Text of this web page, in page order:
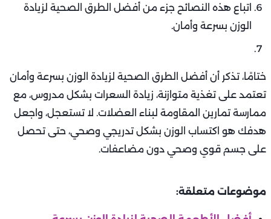
اتباع هذه النصائح جزء من أفضل الطرق الصحية لزيادة
الوزن بسرعة وأمان.
ختامًا، تذكر أن أفضل الطرق الصحية لزيادة الوزن بسرعة وأمان
تعتمد على تغذية متوازنة، زيادة السعرات بشكل مدروس، مع
ممارسة تمارين المقاومة لبناء العضلات. لا تستعجل، واجعل
هدفك هو اكتساب الوزن بشكل تدريجي وصحي، حتى تحصل
على جسم قوي وصحي دون مضاعفات.
موضوعات متعلقة: